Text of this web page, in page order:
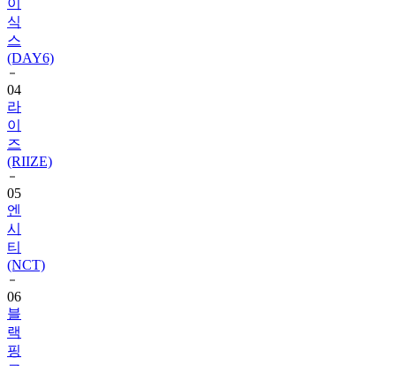
스
(DAY6)
04
라
이
즈
(RIIZE)
05
엔
시
티
(NCT)
06
블
랙
핑
크
(blackpink)